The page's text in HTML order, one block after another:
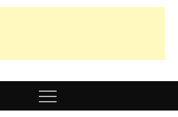
nuomonės
Menu